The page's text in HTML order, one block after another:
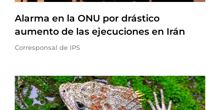
Alarma en la ONU por drástico
aumento de las ejecuciones en Irán
Corresponsal de IPS